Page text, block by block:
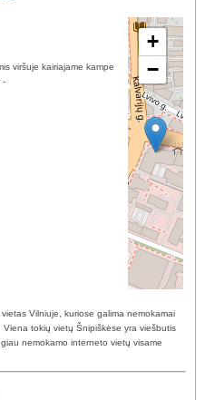
viršuje kairiajame kampe
-
+
−
Vilniuje, kuriose galima nemokamai
tokių vietų Šnipiškėse yra viešbutis
nemokamo interneto vietų visame